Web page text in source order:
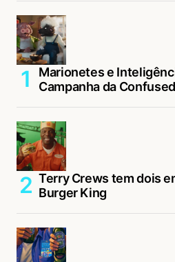
Marionetes e
Campanha da
Terry Crews tem dois
Burger King